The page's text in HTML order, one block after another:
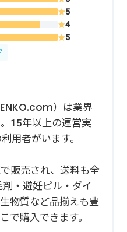
）は業界
15年以上の運営実
用者がいます。
販売され、送料も全
・避妊ピル・ダイ
物質など品揃えも豊
で購入できます。